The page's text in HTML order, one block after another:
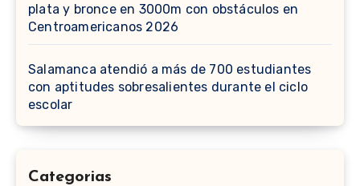
plata y bronce en 3000m con obstáculos en
Centroamericanos 2026
Salamanca atendió a más de 700 estudiantes
con aptitudes sobresalientes durante el ciclo
escolar
Categorias